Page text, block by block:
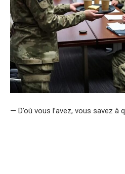
— D’où vous l’avez, vous savez à